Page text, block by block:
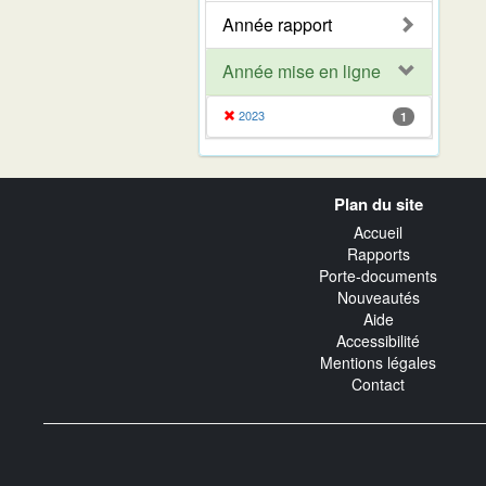
Année rapport
Année mise en ligne
2023 1
Plan du site
Accueil
Rapports
Porte-documents
Nouveautés
Aide
Accessibilité
Mentions légales
Contact